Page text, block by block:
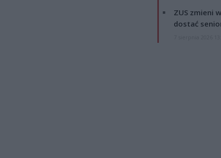
ZUS zmieni
dostać